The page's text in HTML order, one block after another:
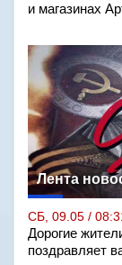
и магазинах
Лента
СБ, 09.05 /
Дорогие
поздравляет